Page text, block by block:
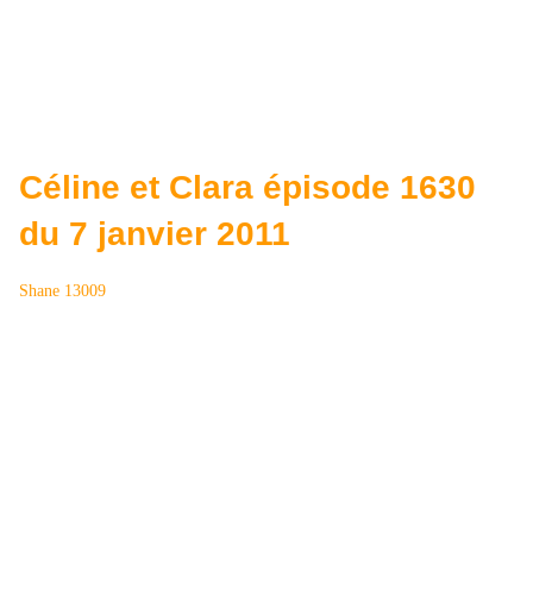
Céline et Clara épisode 1630
du 7 janvier 2011
Shane 13009